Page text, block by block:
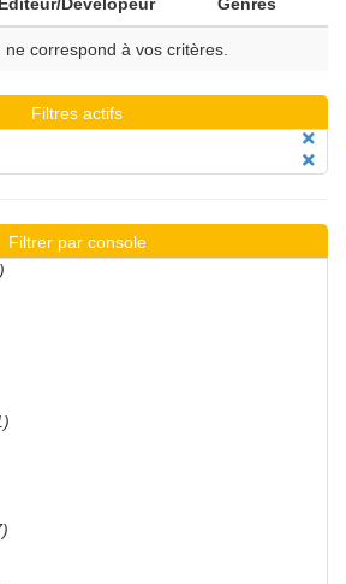
ne correspond à vos critères.
Filtres actifs
Filtrer par console